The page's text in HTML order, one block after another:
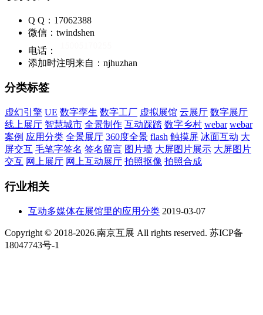
Q Q：17062388
微信：twindshen
电话：
添加时注明来自：njhuzhan
分类标签
虚幻引擎 UE 数字孪生 数字工厂 虚拟展馆 云展厅 数字展厅
线上展厅 智慧城市 全景制作 互动踩踏 数字乡村 webar webar
案例 应用分类 全景展厅 360度全景 flash 触摸屏 冰面互动 大
屏交互 毛笔字签名 签名留言 图片墙 大屏图片展示 大屏图片
交互 网上展厅 网上互动展厅 拍照抠像 拍照合成
行业相关
互动多媒体在展馆里的应用分类 2019-03-07
Copyright © 2018-2026.南京互展 All rights reserved. 苏ICP备
18047743号-1